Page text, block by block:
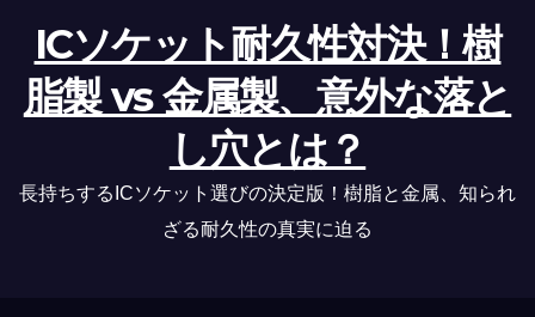
ICソケット耐久性対決！樹
脂製 vs 金属製、意外な落と
し穴とは？
長持ちするICソケット選びの決定版！樹脂と金属、知られ
ざる耐久性の真実に迫る